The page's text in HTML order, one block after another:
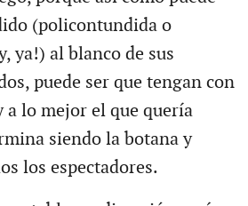
(policontundida o
ya!) al blanco de sus
puede ser que tengan con
a lo mejor el que quería
siendo la botana y
los espectadores.